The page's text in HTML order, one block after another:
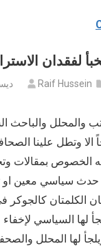
لفقدان
16. Raif Hussein
وتطل علينا
الخصوص بمقالات
سياسي معين او
الكلمتان كالجوكر
لها السياسي
لها المحلل